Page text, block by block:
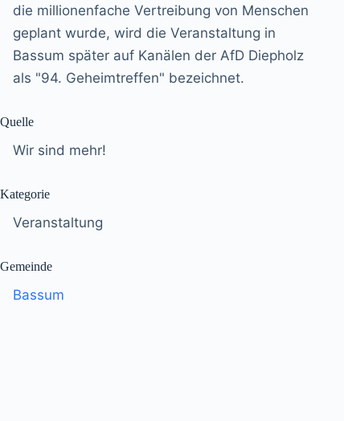
die millionenfache Vertreibung von Menschen
geplant wurde, wird die Veranstaltung in
Bassum später auf Kanälen der AfD Diepholz
als "94. Geheimtreffen" bezeichnet.
Quelle
Wir sind mehr!
Kategorie
Veranstaltung
Gemeinde
Bassum